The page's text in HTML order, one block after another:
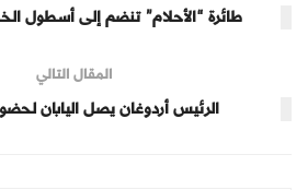
طائرة “الأحلام” تنضم إلى أسطول
المقال التالي
الرئيس أردوغان يصل اليابان